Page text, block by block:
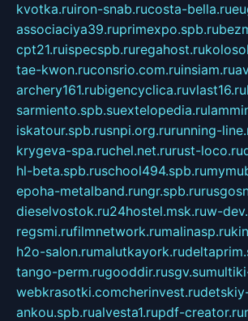
kvotka.ruiron-snab.rucosta-bella.ru
associaciya39.ruprimexpo.spb.ru
cpt21.ruispecspb.ruregahost.ru
tae-kwon.ruconsrio.com.ruinsiam.ru
archery161.rubigencyclica.ruvlast16.ru
sarmiento.spb.suextelopedia.ru
iskatour.spb.rusnpi.org.rurunning-
krygeva-spa.ruchel.net.rurust-loco.ru
hl-beta.spb.ruschool494.spb.ru
epoha-metalband.rungr.spb.ru
dieselvostok.ru24hostel.msk.ruw-
regsmi.rufilmnetwork.rumalinasp.ru
h2o-salon.rumalutkayork.ru
tango-perm.rugooddir.rusgv.su
webkrasotki.comcherinvest.ru
ankou.spb.rualvesta1.rupdf-creator.ru